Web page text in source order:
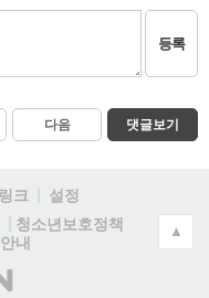
등록
다음 댓글보기
크
설정
청소년보호정책
내
▲